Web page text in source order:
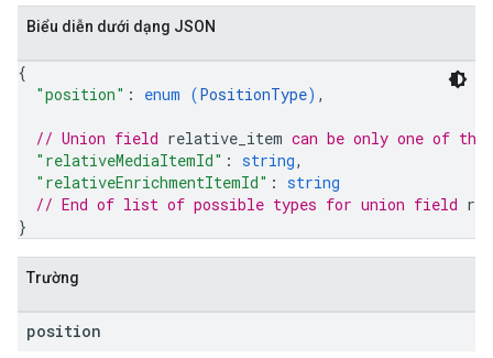
Biểu diễn dưới dạng JSON
{
"position" : enum (PositionType) ,
// Union field relative_item can be only one of
"relativeMediaItemId" : string,
"relativeEnrichmentItemId" : string
// End of list of possible types for union field
}
Trường
position